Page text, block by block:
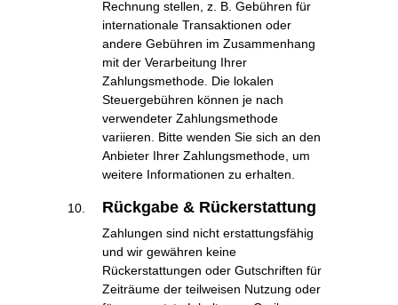
Rechnung stellen, z. B. Gebühren für
internationale Transaktionen oder
andere Gebühren im Zusammenhang
mit der Verarbeitung Ihrer
Zahlungsmethode. Die lokalen
Steuergebühren können je nach
verwendeter Zahlungsmethode
variieren. Bitte wenden Sie sich an den
Anbieter Ihrer Zahlungsmethode, um
weitere Informationen zu erhalten.
Rückgabe & Rückerstattung
Zahlungen sind nicht erstattungsfähig
und wir gewähren keine
Rückerstattungen oder Gutschriften für
Zeiträume der teilweisen Nutzung oder